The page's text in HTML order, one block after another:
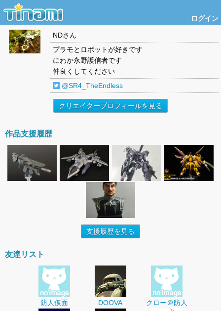
ログイン
NDさん
プラモとロボットが好きです
にわか永野護信者です
仲良くしてください
@SR4_TheEndless
クリエイタープロフィールを見る
作品支援履歴
支援履歴を見る
友達リスト
防人仮面 DOOVA クロー＠防人